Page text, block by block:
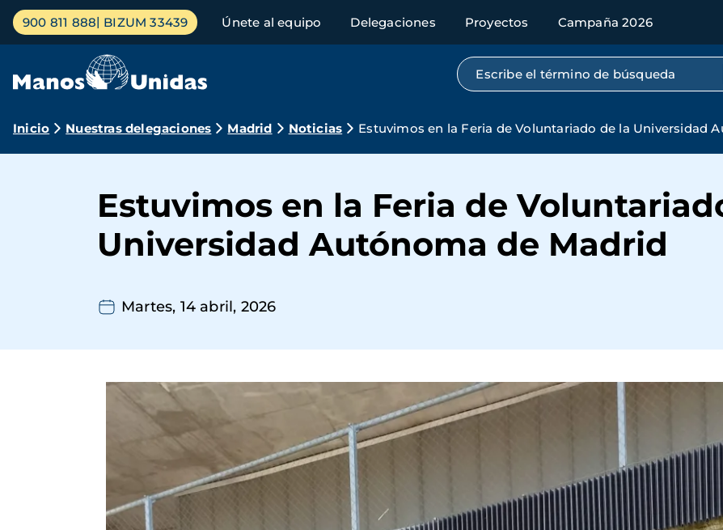
Pasar
contenido
Menú
principal
900 811 888 BIZUM 33439 Únete al equipo Delegaciones Proyectos Campaña 2026
Búsqueda por texto completo
Ruta
navegación
Inicio Nuestras delegaciones Madrid Noticias Estuvimos en la Feria de Voluntariado de la Universidad
Estuvimos en la Feria de
Universidad Autónoma de Madrid
Martes, 14 abril, 2026